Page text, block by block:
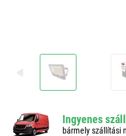
Ingyenes
bármely szállítási